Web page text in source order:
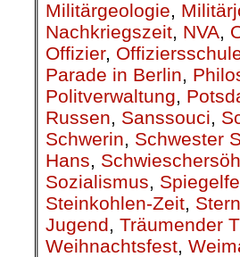
Militärgeologie,
Nachkriegszeit, NVA,
Offizier,
Parade in Berlin,
Politverwaltung,
Russen, Sanssouci,
Schwerin, Schwester
Hans,
Sozialismus,
Steinkohlen-Zeit,
Jugend, Träumender
Weihnachtsfest,